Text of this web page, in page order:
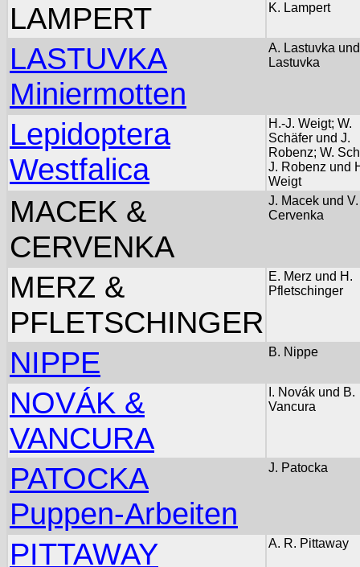
LAMPERT K. Lampert
LASTUVKA
Miniermotten
A. Lastuvka
Lastuvka
Lepidoptera
Westfalica
H.-J. Weigt; W.
Schäfer und J.
Robenz; W.
J. Robenz und
Weigt
MACEK &
CERVENKA
J. Macek und V.
Cervenka
MERZ &
PFLETSCHINGER
E. Merz und H.
Pfletschinger
NIPPE B. Nippe
NOVÁK &
VANCURA
I. Novák und B.
Vancura
PATOCKA
Puppen-Arbeiten
J. Patocka
PITTAWAY A. R. Pittaway